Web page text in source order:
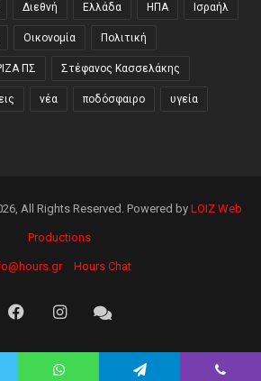
Διεθνή Ελλάδα ΗΠΑ Ισραήλ
Οικονομία Πολιτική
ΠΣ Στέφανος Κασσελάκης
νέα ποδόσφαιρο υγεία
All Rights Reserved. Powered by LOIZ Web
Productions
Hours Chat
FacebookInstagramHours
Chat